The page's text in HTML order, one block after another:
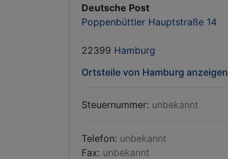
Deutsche Post
Poppenbüttler Hauptstraße 14
22399 Hamburg
Ortsteile von Hamburg anzeigen
Steuernummer: unbekannt
Telefon: unbekannt
Fax: unbekannt